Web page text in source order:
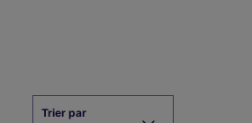
Trier par